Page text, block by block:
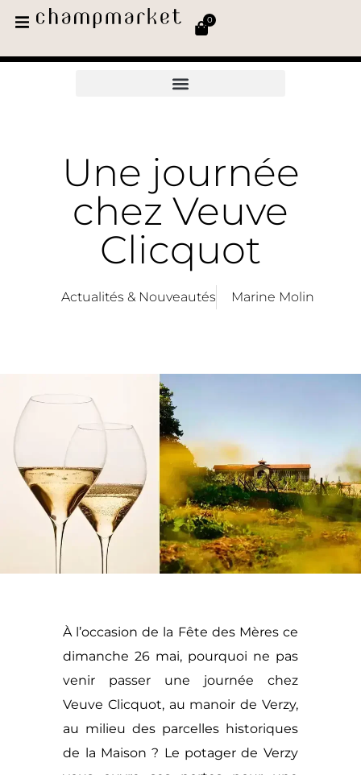
0
Une journée
chez Veuve
Clicquot
Actualités & Nouveautés Marine Molin
À l’occasion de la Fête des Mères ce
dimanche 26 mai, pourquoi ne pas
venir passer une journée chez
Veuve Clicquot, au manoir de Verzy,
au milieu des parcelles historiques
de la Maison ? Le potager de Verzy